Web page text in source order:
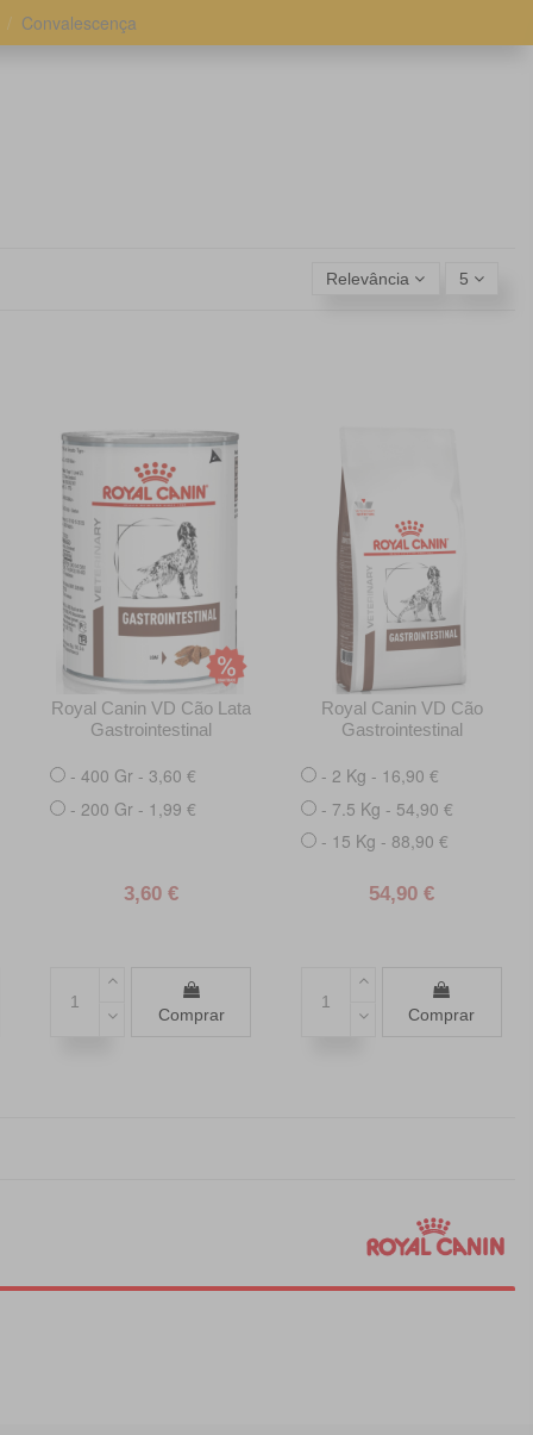
Convalescença
Relevância 5
Royal Canin VD Cão Lata
Gastrointestinal
- 400 Gr - 3,60 €
- 200 Gr - 1,99 €
3,60 €
Comprar
Royal Canin VD Cão
Gastrointestinal
- 2 Kg - 16,90 €
- 7.5 Kg - 54,90 €
- 15 Kg - 88,90 €
54,90 €
Comprar